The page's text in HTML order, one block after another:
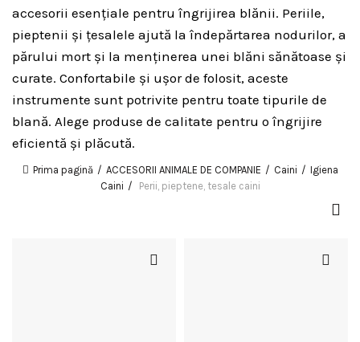
accesorii esențiale pentru îngrijirea blănii. Periile,
pieptenii și țesalele ajută la îndepărtarea nodurilor, a
părului mort și la menținerea unei blăni sănătoase și
curate. Confortabile și ușor de folosit, aceste
instrumente sunt potrivite pentru toate tipurile de
blană. Alege produse de calitate pentru o îngrijire
eficientă și plăcută.
Prima pagină ACCESORII ANIMALE DE COMPANIE Caini
Igiena
Caini
Perii, pieptene, tesale caini